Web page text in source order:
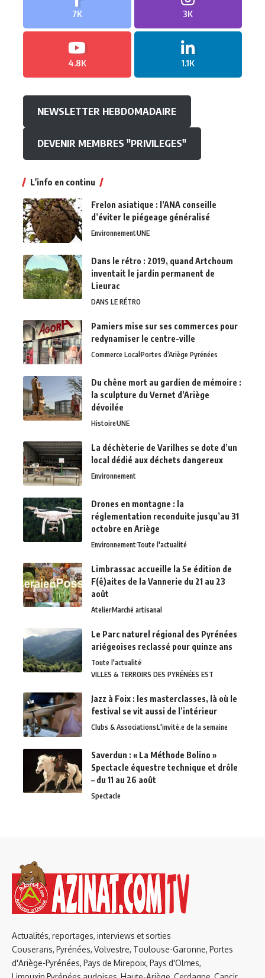
7K 3K
4.8K 1.1K
NEWSLETTER HEBDOMADAIRE
DEVENIR MEMBRES "PRIVILEGES"
L'info en continu
Frelon asiatique : l’ANA conseille
d’éviter le piégeage généralisé
EnvironnementUNE
Dans le rétro : 2019, quand Artchoum
inventait le jardin permanent de
Lieurac
DANS LE RÉTRO
Pamiers mise sur ses commerces pour
redynamiser le centre-ville
Commerce LocalPortes d’Ariège Pyrénées
Du chêne mort au gardien de mémoire :
la sculpture du Vernet d’Ariège
dévoilée
HistoireUNE
La déchèterie de Varilhes se dote d’un
local dédié aux déchets dangereux
Environnement
Drones en montagne : la
réglementation reconduite jusqu’au 31
octobre en Ariège
EnvironnementToute l'actualité
Limbrassac accueille la 5e édition de
F(ê)aites de la Vannerie du 21 au 23
août
AtelierMarché artisanal
Le Parc naturel régional des Pyrénées
ariégeoises reclassé pour quinze ans
Toute l'actualité
VILLES & TERROIRS DES PYRÉNÉES EST
Jazz à Foix : les masterclasses, là où le
festival se vit aussi de l’intérieur
Clubs & AssociationsL'invité.e de la semaine
Saverdun : « La Méthode Bolino »
Spectacle équestre technique et drôle
– du 11 au 26 août
Spectacle
Actualités, reportages, interviews et sorties
Couserans, Pyrénées, Volvestre, Toulouse-Garonne, Portes
d'Ariège-Pyrénées, Pays de Mirepoix, Pays d'Olmes,